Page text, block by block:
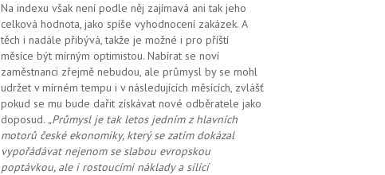
Na indexu však není podle něj zajímavá ani tak jeho
celková hodnota, jako spíše vyhodnocení zakázek. A
těch i nadále přibývá, takže je možné i pro příští
měsíce být mírným optimistou. Nabírat se noví
zaměstnanci zřejmě nebudou, ale průmysl by se mohl
udržet v mírném tempu i v následujících měsících, zvlášť
pokud se mu bude dařit získávat nové odběratele jako
doposud. „Průmysl je tak letos jedním z hlavních
motorů české ekonomiky, který se zatím dokázal
vypořádávat nejenom se slabou evropskou
poptávkou, ale i rostoucími náklady a sílící